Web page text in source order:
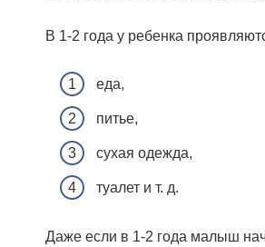
В 1-2 года у ребенка
еда,
питье,
сухая одежда,
туалет и т. д.
Даже если в 1-2 года малыш